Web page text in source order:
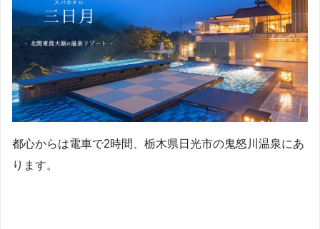
都心からは電車で2時間、栃木県日光市の鬼怒川温泉にあ
ります。